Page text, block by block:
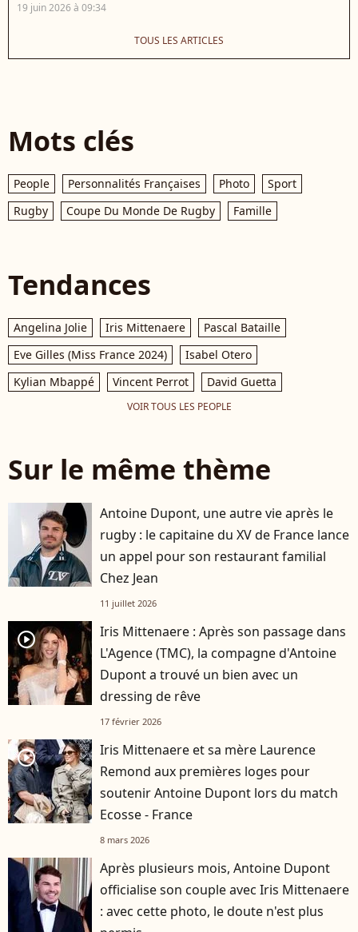
19 juin 2026 à 09:34
TOUS LES ARTICLES
Mots clés
People Personnalités Françaises Photo
Sport
Rugby
Coupe Du Monde De Rugby Famille
Tendances
Angelina Jolie Iris Mittenaere
Pascal Bataille
Eve Gilles (Miss France 2024)
Isabel Otero
Kylian Mbappé
Vincent Perrot David Guetta
VOIR TOUS LES PEOPLE
Sur le même thème
Antoine Dupont, une autre vie après le
rugby : le capitaine du XV de France lance
un appel pour son restaurant familial
Chez Jean
11 juillet 2026
player2
Iris Mittenaere : Après son passage dans
L'Agence (TMC), la compagne d'Antoine
Dupont a trouvé un bien avec un
dressing de rêve
17 février 2026
player2
Iris Mittenaere et sa mère Laurence
Remond aux premières loges pour
soutenir Antoine Dupont lors du match
Ecosse - France
8 mars 2026
Après plusieurs mois, Antoine Dupont
officialise son couple avec Iris Mittenaere
: avec cette photo, le doute n'est plus